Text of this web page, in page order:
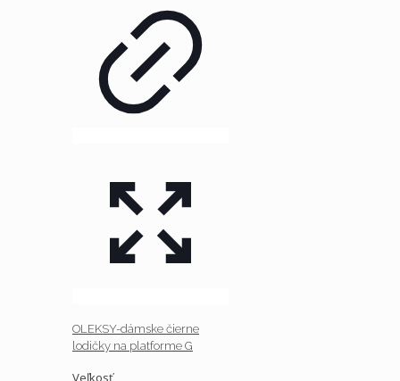
OLEKSY-dámske čierne
lodičky na platforme G
Veľkosť